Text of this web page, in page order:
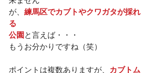
が、 練馬区でカブトやクワガタが採れ
る
公園 と言えば・・・
もうお分かりですね（笑）
ポイントは複数ありますが、 カブトム